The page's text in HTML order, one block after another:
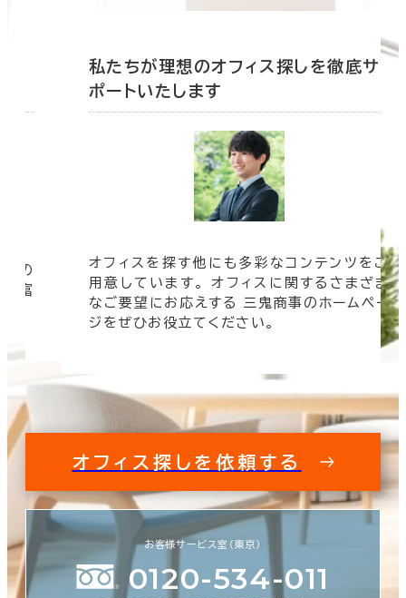
の
豊富
私たちが理想のオフィス探しを徹底サ
ポートいたします
オフィスを探す他にも多彩なコンテンツをご
用意しています。 オフィスに関するさまざま
なご要望にお応えする 三鬼商事のホームペー
ジをぜひお役立てください。
オフィス探しを依頼する
お客様サービス室（東京）
0120-534-011